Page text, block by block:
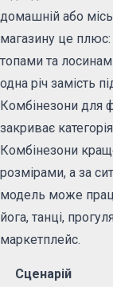
домашній або
магазину це
топами та
одна річ замість
Комбінезони для
закриває категорія
Комбінезони
розмірами, а за
модель може
йога, танці,
маркетплейс.
Сценарій